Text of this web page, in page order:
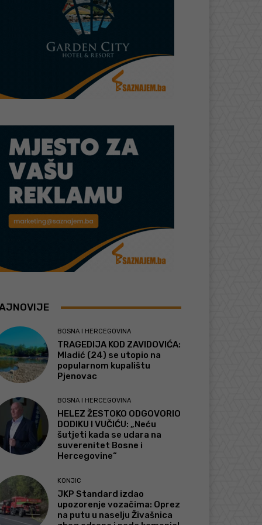
BOSNA I HERCEGOVINA
TRAGEDIJA KOD ZAVIDOVIĆA:
Mladić (24) se utopio na
popularnom kupalištu
Pjenovac
BOSNA I HERCEGOVINA
HELEZ ŽESTOKO ODGOVORIO
DODIKU I VUČIĆU: „Neću
šutjeti kada se udara na
suverenitet Bosne i
Hercegovine“
KONJIC
JKP Standard izdao
upozorenje vozačima: Oprez
na putu u naselju Živašnica